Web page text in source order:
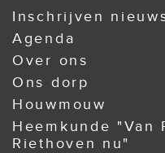
Inschrijven
Agenda
Over ons
Ons dorp
Houwmouw
Heemkunde
Riethoven nu"